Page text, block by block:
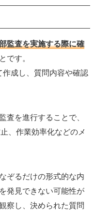
監査を実施する際に確
です。
成し、質問内容や確認
を進行することで、
、作業効率化などのメ
ぞるだけの形式的な内
発見できない可能性が
察し、決められた質問